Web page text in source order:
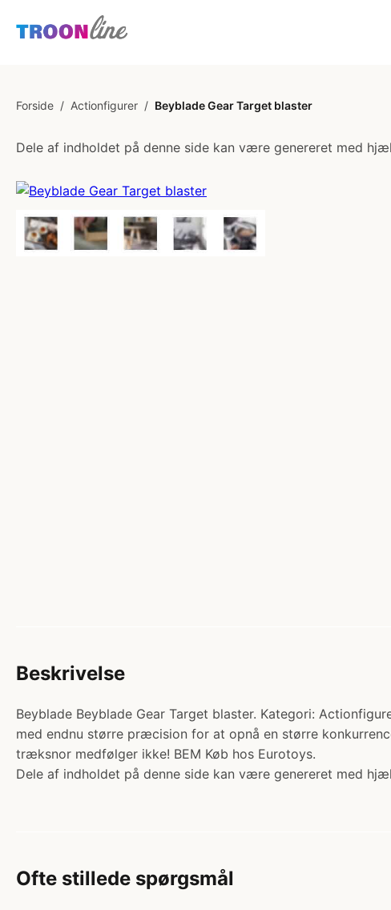
Forside / Actionfigurer / Beyblade Gear Target blaster
Dele af indholdet på denne side kan være genereret med
Beskrivelse
Beyblade Beyblade Gear Target blaster. Kategori:
med endnu større præcision for at opnå en større
træksnor medfølger ikke! BEM Køb hos Eurotoys.
Dele af indholdet på denne side kan være genereret med
Ofte stillede spørgsmål